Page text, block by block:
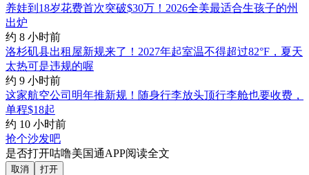
养娃到18岁花费首次突破$30万！2026全美最适合生孩子的州
出炉
约 8 小时前
洛杉矶县出租屋新规来了！2027年起室温不得超过82°F，夏天
太热可是违规的喔
约 9 小时前
这家航空公司明年推新规！随身行李放头顶行李舱也要收费，
单程$18起
约 10 小时前
抢个沙发吧
是否打开咕噜美国通APP阅读全文
取消 打开